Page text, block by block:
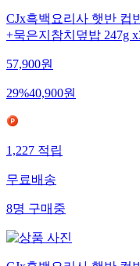
CJx흑백요리사 햇반 컵
+묵은지참치덮밥 247g
57,900원
29%40,900원
1,227적립
무료배송
8명구매중